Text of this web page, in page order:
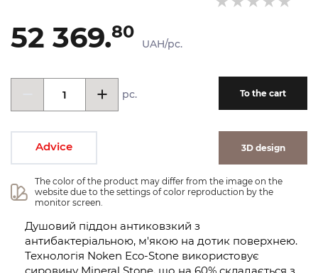
52 369.80
UAH/pc.
pc. To the cart
Advice 3D design
The color of the product may differ from the image on the
website due to the settings of color reproduction by the
monitor screen.
Душовий піддон антиковзкий з
антибактеріальною, м'якою на дотик поверхнею.
Технологія Noken Eco-Stone використовує